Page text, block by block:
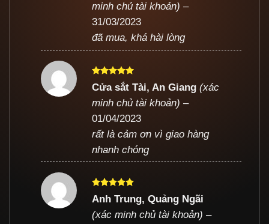
sao
minh chủ tài khoản) –
31/03/2023
đã mua, khá hài lòng
Được xếp
hạng 55
sao
Cửa sắt Tài, An Giang(xác
minh chủ tài khoản) –
01/04/2023
rất là cảm ơn vì giao hàng
nhanh chóng
Được xếp
sao
Anh Trung, Quảng Ngãi
(xác minh chủ tài khoản) –